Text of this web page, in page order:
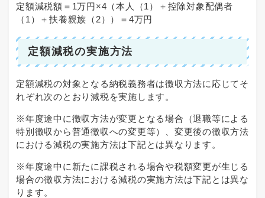
定額減税額＝1万円×4（本人（1）＋控除対象配偶者
（1）＋扶養親族（2））＝4万円
定額減税の実施方法
定額減税の対象となる納税義務者は徴収方法に応じてそ
れぞれ次のとおり減税を実施します。
※年度途中に徴収方法が変更となる場合（退職等による
特別徴収から普通徴収への変更等）、変更後の徴収方法
における減税の実施方法は下記とは異なります。
※年度途中に新たに課税される場合や税額変更が生じる
場合の徴収方法における減税の実施方法は下記とは異な
ります。